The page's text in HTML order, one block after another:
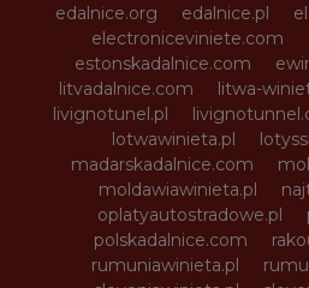
edalnice.org
edalnice.pl
electroniceviniete.com
estonskadalnice.com
litvadalnice.com
litwa-
livignotunel.pl
lotwawinieta.pl
madarskadalnice.com
moldawiawinieta.pl
oplatyautostradowe.pl
polskadalnice.com
rumuniawinieta.pl